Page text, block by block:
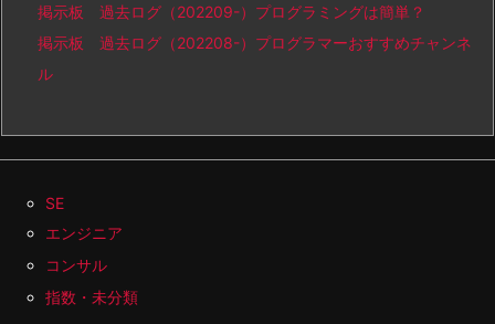
掲示板 過去ログ（202209-）プログラミングは簡単？
掲示板 過去ログ（202208-）プログラマーおすすめチャンネ
ル
SE
エンジニア
コンサル
指数・未分類